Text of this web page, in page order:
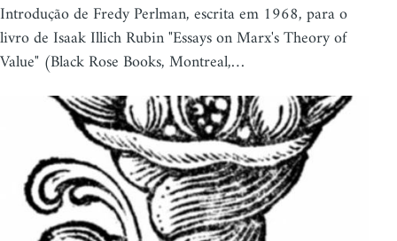
Introdução de Fredy Perlman, escrita em 1968, para o
livro de Isaak Illich Rubin "Essays on Marx's Theory of
Value" (Black Rose Books, Montreal,…